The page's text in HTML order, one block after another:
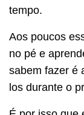
tempo.
Aos poucos
no pé e
sabem fazer é
los durante o